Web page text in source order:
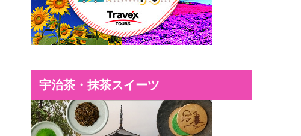
宇治茶・抹茶スイーツ